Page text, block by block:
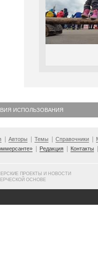
ИСПОЛЬЗОВАНИЯ
Авторы Темы Справочники
Редакция Контакты
ПРОЕКТЫ И НОВОСТИ
ОСНОВЕ